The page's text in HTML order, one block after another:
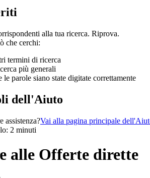
alla tua ricerca. Riprova.
che cerchi:
termini di ricerca
più generali
le parole siano state digitate correttamente
dell'Aiuto
assistenza?Vai alla pagina principale
2 minuti
alle Offerte dirette